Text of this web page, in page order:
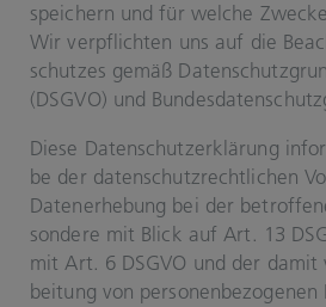
spei­chern und für wel­che
Wir ver­pflich­ten uns auf die
schut­zes gemäß
(DSGVO) und
Diese Da­ten­schutz­er­klä­rung
be der da­ten­schutz­recht­li­chen
Da­ten­er­he­bung bei der
son­de­re mit Blick auf Art. 13
mit Art. 6 DSGVO und der
bei­tung von per­so­nen­be­zo­ge­nen